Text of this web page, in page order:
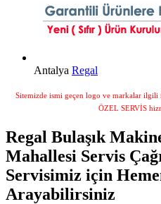
Antalya Regal
Sitemizde ismi geçen logo ve markalar ilgili
ÖZEL SERVİS
Regal Bulaşık
Mahallesi Servis
Servisimiz için
Arayabilirsiniz